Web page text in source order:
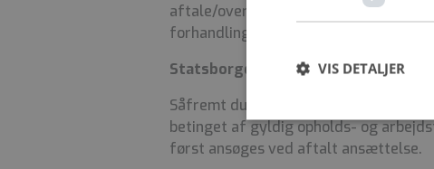
aftale/overenskomst mellem
forhandlingsberettigede organisation.
Statsborgerskab
Såfremt du ikke er nordisk
betinget af gyldig opholds- og
først ansøges ved aftalt ansættelse.
VIS DETALJER